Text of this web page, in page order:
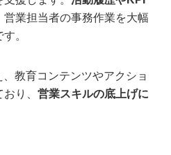
営業担当者の事務作業を大幅
。
教育コンテンツやアクショ
り、 営業スキルの底上げに